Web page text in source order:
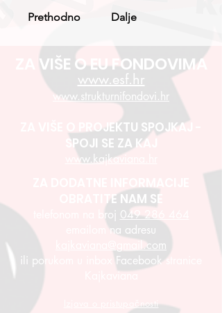
Prethodno Dalje
ZA VIŠE O EU FONDOVIMA
www.esf.hr
www.strukturnifondovi.hr
ZA VIŠE O PROJEKTU SPOJKAJ -
SPOJI SE ZA KAJ
www.kajkaviana.hr
ZA DODATNE INFORMACIJE
OBRATITE NAM SE
telefonom na broj 049 286 464
emailom na adresu
kajkaviana@gmail.com
ili porukom u inbox Facebook stranice
Kajkaviana
Izjava o pristupačnosti